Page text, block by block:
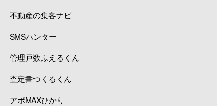
不動産の集客ナビ
SMSハンター
管理戸数ふえるくん
査定書つくるくん
アポMAXひかり